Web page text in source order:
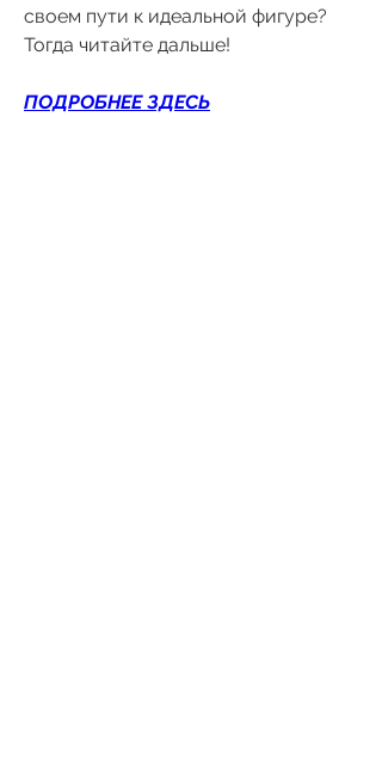
своем пути к идеальной фигуре?
Тогда читайте дальше!
ПОДРОБНЕЕ ЗДЕСЬ